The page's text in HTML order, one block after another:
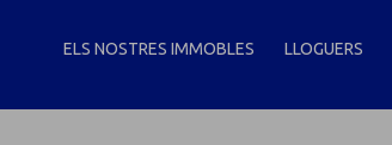
ELS NOSTRES IMMOBLES LLOGUERS